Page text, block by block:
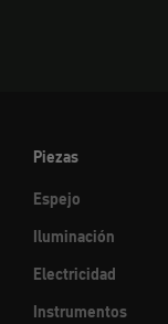
Piezas
Espejo
Iluminación
Electricidad
Instrumentos